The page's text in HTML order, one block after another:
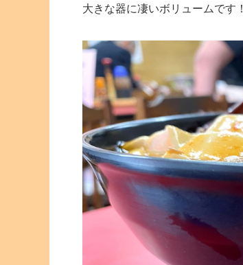
大きな器に凄いボリュームです！